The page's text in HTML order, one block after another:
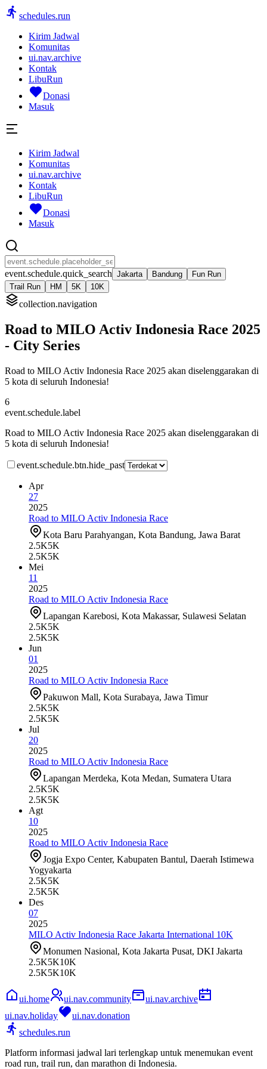
schedules.run
Kirim Jadwal
Komunitas
ui.nav.archive
Kontak
LibuRun
Donasi
Masuk
Kirim Jadwal
Komunitas
ui.nav.archive
Kontak
LibuRun
Donasi
Masuk
event.schedule.quick_search Jakarta Bandung
Fun Run
Trail Run
HM 5K 10K
collection.navigation
Road to MILO Activ Indonesia Race 2025
- City Series
Road to MILO Activ Indonesia Race 2025 akan diselenggarakan di
5 kota di seluruh Indonesia!
6
event.schedule.label
Road to MILO Activ Indonesia Race 2025 akan diselenggarakan di
5 kota di seluruh Indonesia!
event.schedule.btn.hide_past
Apr
27
2025
Road to MILO Activ Indonesia Race
Kota Baru Parahyangan, Kota Bandung, Jawa Barat
2.5K5K
2.5K5K
Mei
11
2025
Road to MILO Activ Indonesia Race
Lapangan Karebosi, Kota Makassar, Sulawesi Selatan
2.5K5K
2.5K5K
Jun
01
2025
Road to MILO Activ Indonesia Race
Pakuwon Mall, Kota Surabaya, Jawa Timur
2.5K5K
2.5K5K
Jul
20
2025
Road to MILO Activ Indonesia Race
Lapangan Merdeka, Kota Medan, Sumatera Utara
2.5K5K
2.5K5K
Agt
10
2025
Road to MILO Activ Indonesia Race
Jogja Expo Center, Kabupaten Bantul, Daerah Istimewa
Yogyakarta
2.5K5K
2.5K5K
Des
07
2025
MILO Activ Indonesia Race Jakarta International 10K
Monumen Nasional, Kota Jakarta Pusat, DKI Jakarta
2.5K5K10K
2.5K5K10K
ui.home ui.nav.community
ui.nav.archive
ui.nav.holiday
ui.nav.donation
schedules.run
Platform informasi jadwal lari terlengkap untuk menemukan event
road run, trail run, dan marathon di Indonesia.